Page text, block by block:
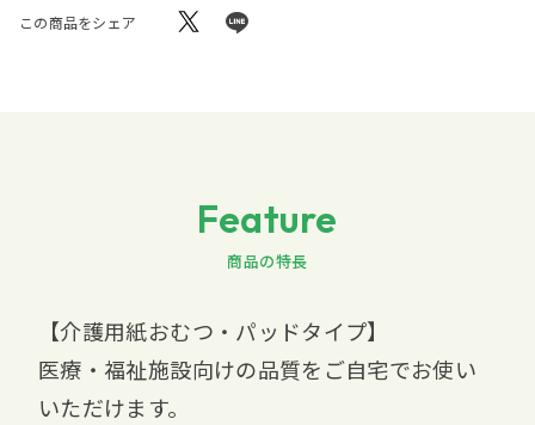
この商品をシェア
Feature
商品の特長
【介護用紙おむつ・パッドタイプ】
医療・福祉施設向けの品質をご自宅でお使い
いただけます。